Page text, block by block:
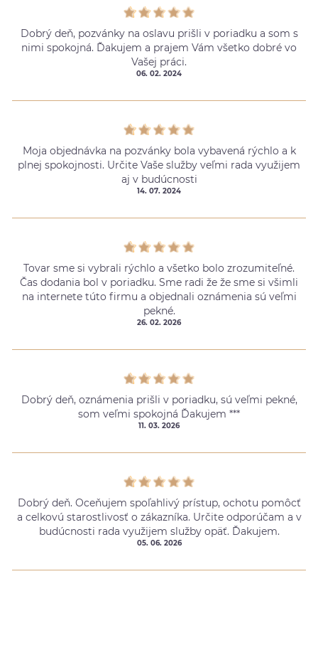
Dobrý deň, pozvánky na oslavu prišli v poriadku a som s
nimi spokojná. Ďakujem a prajem Vám všetko dobré vo
Vašej práci.
06. 02. 2024
Moja objednávka na pozvánky bola vybavená rýchlo a k
plnej spokojnosti. Určite Vaše služby veľmi rada využijem
aj v budúcnosti
14. 07. 2024
Tovar sme si vybrali rýchlo a všetko bolo zrozumiteľné.
Čas dodania bol v poriadku. Sme radi že že sme si všimli
na internete túto firmu a objednali oznámenia sú veľmi
pekné.
26. 02. 2026
Dobrý deň, oznámenia prišli v poriadku, sú veľmi pekné,
som veľmi spokojná Ďakujem ***
11. 03. 2026
Dobrý deň. Oceňujem spoľahlivý prístup, ochotu pomôcť
a celkovú starostlivosť o zákazníka. Určite odporúčam a v
budúcnosti rada využijem služby opäť. Ďakujem.
05. 06. 2026